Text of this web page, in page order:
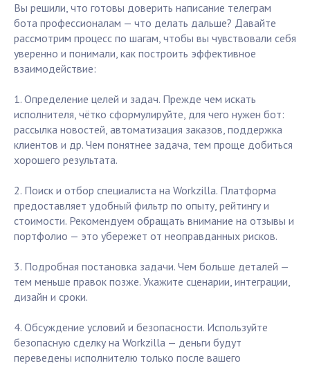
Вы решили, что готовы доверить написание телеграм
бота профессионалам — что делать дальше? Давайте
рассмотрим процесс по шагам, чтобы вы чувствовали себя
уверенно и понимали, как построить эффективное
взаимодействие:
1. Определение целей и задач. Прежде чем искать
исполнителя, чётко сформулируйте, для чего нужен бот:
рассылка новостей, автоматизация заказов, поддержка
клиентов и др. Чем понятнее задача, тем проще добиться
хорошего результата.
2. Поиск и отбор специалиста на Workzilla. Платформа
предоставляет удобный фильтр по опыту, рейтингу и
стоимости. Рекомендуем обращать внимание на отзывы и
портфолио — это убережет от неоправданных рисков.
3. Подробная постановка задачи. Чем больше деталей —
тем меньше правок позже. Укажите сценарии, интеграции,
дизайн и сроки.
4. Обсуждение условий и безопасности. Используйте
безопасную сделку на Workzilla — деньги будут
переведены исполнителю только после вашего